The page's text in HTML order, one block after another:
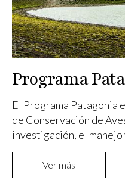
Programa
El Programa Patagonia
de Conservación de
investigación, el manejo
Ver más